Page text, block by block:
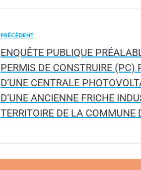
PRÉCÉDENT
ENQUÊTE PUBLIQUE
PERMIS DE CONSTRUIRE (PC)
D’UNE CENTRALE
D’UNE ANCIENNE FRICHE
TERRITOIRE DE LA COMMUNE